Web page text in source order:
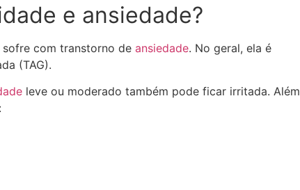
e ansiedade?
com transtorno de ansiedade. No geral, ela é
(TAG).
leve ou moderado também pode ficar irritada. Além